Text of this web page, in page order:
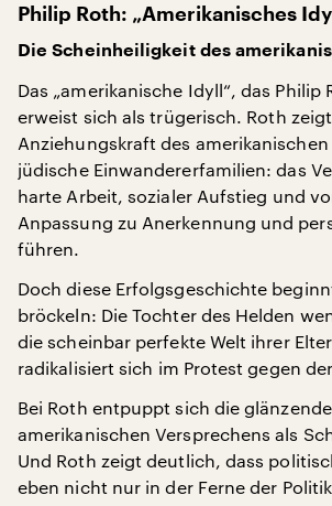
Philip Roth: „Amerikanisches
Die Scheinheiligkeit des
Das „amerikanische Idyll“, das Philip
erweist sich als trügerisch. Roth
Anziehungskraft des
jüdische Einwandererfamilien: das
harte Arbeit, sozialer Aufstieg und
Anpassung zu Anerkennung und
führen.
Doch diese Erfolgsgeschichte
bröckeln: Die Tochter des Helden
die scheinbar perfekte Welt ihrer
radikalisiert sich im Protest gegen
Bei Roth entpuppt sich die
amerikanischen Versprechens als
Und Roth zeigt deutlich, dass
eben nicht nur in der Ferne der